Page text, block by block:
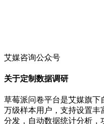
艾媒咨询公众号
关于定制数据调研
草莓派问卷平台是艾媒旗
万级样本用户，支持设置
分发，自动数据统计分析，